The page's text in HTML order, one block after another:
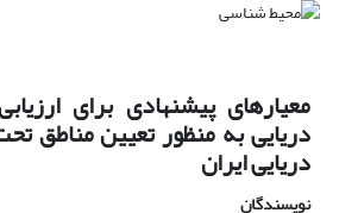
معیارهای پیشنهادی برای
دریایی به منظور تعیین مناطق
دریایی ایران
نویسندگان